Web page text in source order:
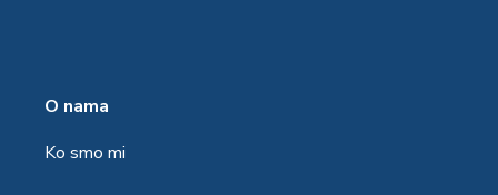
O nama
Ko smo mi